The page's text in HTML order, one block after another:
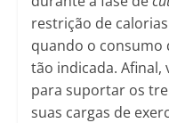
restrição de
quando o consumo
tão indicada. Afinal,
para suportar os
suas cargas de